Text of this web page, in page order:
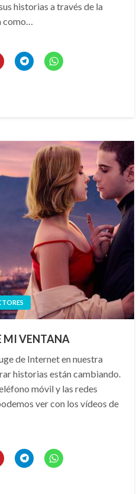
historias a través de la
como…
MI VENTANA
de Internet en nuestra
historias están cambiando.
móvil y las redes
ver con los vídeos de